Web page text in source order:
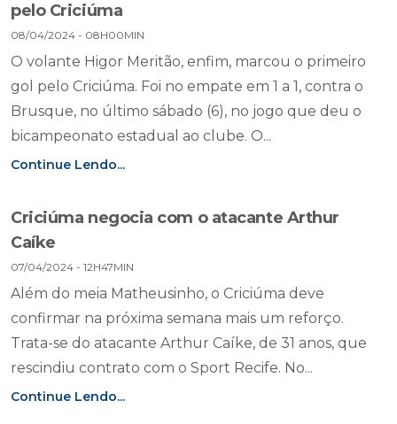
pelo Criciúma
08/04/2024 - 08H00MIN
O volante Higor Meritão, enfim, marcou o primeiro
gol pelo Criciúma. Foi no empate em 1 a 1, contra o
Brusque, no último sábado (6), no jogo que deu o
bicampeonato estadual ao clube. O...
Continue Lendo...
Criciúma negocia com o atacante Arthur
Caíke
07/04/2024 - 12H47MIN
Além do meia Matheusinho, o Criciúma deve
confirmar na próxima semana mais um reforço.
Trata-se do atacante Arthur Caíke, de 31 anos, que
rescindiu contrato com o Sport Recife. No...
Continue Lendo...